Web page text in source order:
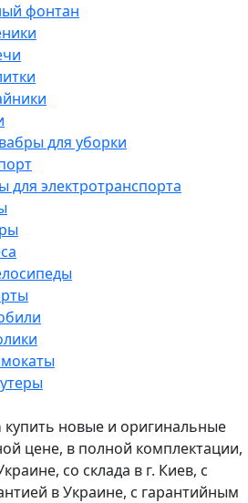
фонтан
для уборки
для электротранспорта
купить новые и оригинальные
цене, в полной комплектации,
со склада в г. Киев, с
в Украине, с гарантийным